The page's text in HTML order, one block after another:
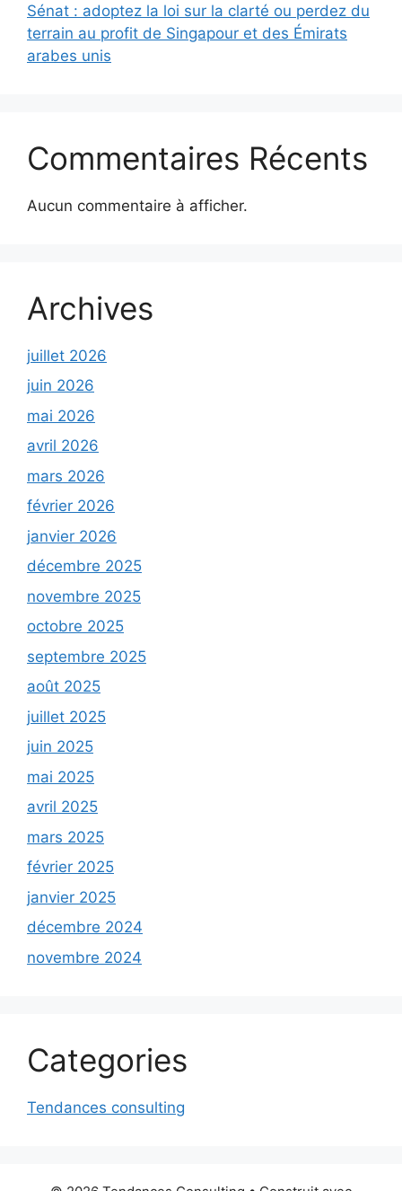
Sénat : adoptez la loi sur la clarté ou perdez du
terrain au profit de Singapour et des Émirats
arabes unis
Commentaires Récents
Aucun commentaire à afficher.
Archives
juillet 2026
juin 2026
mai 2026
avril 2026
mars 2026
février 2026
janvier 2026
décembre 2025
novembre 2025
octobre 2025
septembre 2025
août 2025
juillet 2025
juin 2025
mai 2025
avril 2025
mars 2025
février 2025
janvier 2025
décembre 2024
novembre 2024
Categories
Tendances consulting